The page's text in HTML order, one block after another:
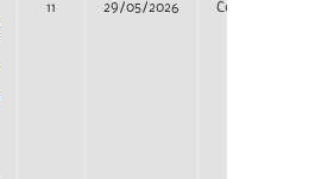
11 29/05/2026 Concurso